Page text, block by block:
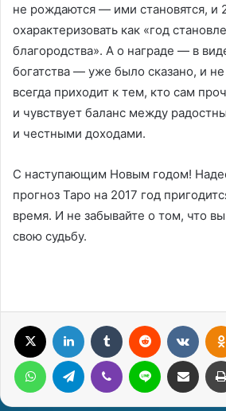
не рождаются — ими становятся, и
охарактеризовать как «год
благородства». А о награде — в
богатства — уже было сказано, и
всегда приходит к тем, кто сам
и чувствует баланс между
и честными доходами.
С наступающим Новым годом!
прогноз Таро на 2017 год
время. И не забывайте о том, что
свою судьбу.